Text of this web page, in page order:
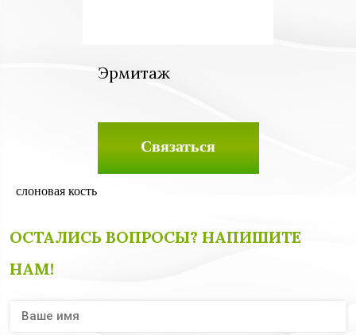
Эрмитаж
Связаться
слоновая кость
ОСТАЛИСЬ ВОПРОСЫ? НАПИШИТЕ
НАМ!